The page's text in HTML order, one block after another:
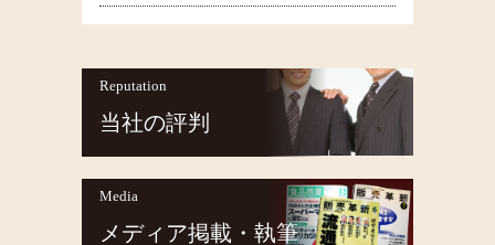
Reputation
当社の評判
Media
メディア掲載・執筆